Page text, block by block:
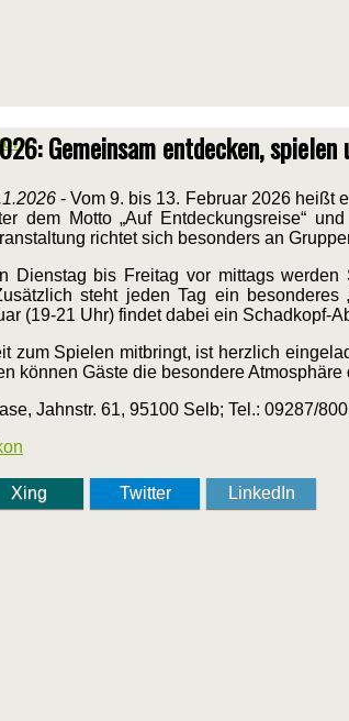
Gemeinsam entdecken, spielen
- Vom 9. bis 13. Februar 2026 heißt
dem Motto „Auf Entdeckungsreise“
richtet sich besonders an
Dienstag bis Freitag vor mittags
steht jeden Tag ein
(19-21 Uhr) findet dabei ein Schadkopf-
zum Spielen mitbringt, ist herzlich
können Gäste die besondere
Jahnstr. 61, 95100 Selb; Tel.: 09287/
Xing Twitter LinkedIn